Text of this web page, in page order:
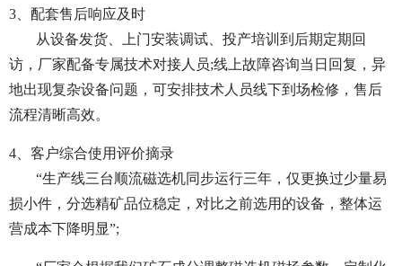
3、配套售后响应及时
从设备发货、上门安装调试、投产培训到后期定期回
访，厂家配备专属技术对接人员;线上故障咨询当日回复，异
地出现复杂设备问题，可安排技术人员线下到场检修，售后
流程清晰高效。
4、客户综合使用评价摘录
“生产线三台顺流磁选机同步运行三年，仅更换过少量易
损小件，分选精矿品位稳定，对比之前选用的设备，整体运
营成本下降明显”;